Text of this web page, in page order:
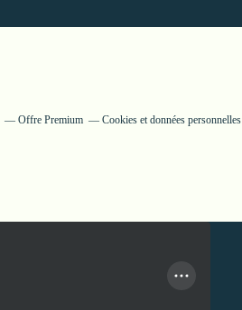
Offre Premium Cookies et données personnelles